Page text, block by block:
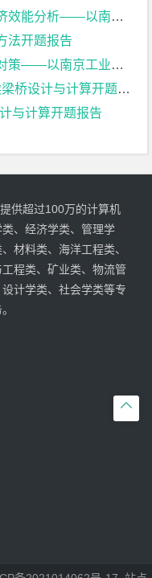
工业大学江浦校区为例开题报告
法开题报告
大学江浦校区为例开题报告
设计与计算开题报告
与计算开题报告

供超过100万的计算机
、经济学类、管理学
材料类、海洋工程类、
程类、矿业类、物流管
计学类、社会学类等专